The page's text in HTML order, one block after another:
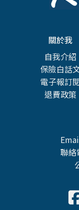
關於我
自我介紹
保險白話
電子報訂
退費政策
聯